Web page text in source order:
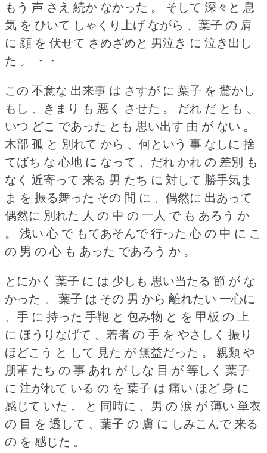
もう 声 さえ 続か なかった 。
そして 深々と 息
気 を ひいて しゃくり上げ ながら 、葉子 の 肩
に 顔 を 伏せて さめざめと 男泣き に 泣き出し
た 。
・・
この 不意な 出来事 は さすが に 葉子 を 驚かし
もし 、きまり も 悪く させた 。
だれ だ とも 、
いつ どこ であった とも 思い出す 由 が ない 。
木部 孤 と 別れて から 、何という 事 なしに 捨
てばち な 心地 に なって 、だれ かれ の 差別 も
なく 近寄って 来る 男 たち に 対して 勝手気ま
ま を 振る舞った その 間 に 、偶然に 出あって
偶然に 別れた 人 の 中 の 一人 で も あろう か
。
浅い 心 で もてあそんで 行った 心 の 中 に こ
の 男 の 心 も あった であろう か 。
とにかく 葉子 に は 少しも 思い当たる 節 が な
かった 。
葉子 は その 男 から 離れたい 一心に
、手 に 持った 手鞄 と 包み物 と を 甲板 の 上
に ほうりなげて 、若者 の 手 を やさしく 振り
ほどこう と して 見た が 無益だった 。
親類 や
朋輩 たち の 事 あれ が しな 目 が 等しく 葉子
に 注がれて いる の を 葉子 は 痛い ほど 身 に
感じて いた 。
と 同時に 、男 の 涙 が 薄い 単衣
の 目 を 透して 、葉子 の 膚 に しみこんで 来る
の を 感じた 。